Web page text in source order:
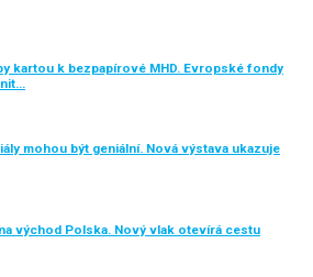
kartou k bezpapírové MHD. Evropské fondy
mohou být geniální. Nová výstava ukazuje
východ Polska. Nový vlak otevírá cestu